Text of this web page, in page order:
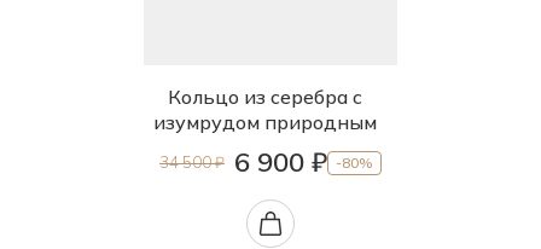
Кольцо из серебра с
изумрудом природным
34 500 ₽ 6 900 ₽ -80%